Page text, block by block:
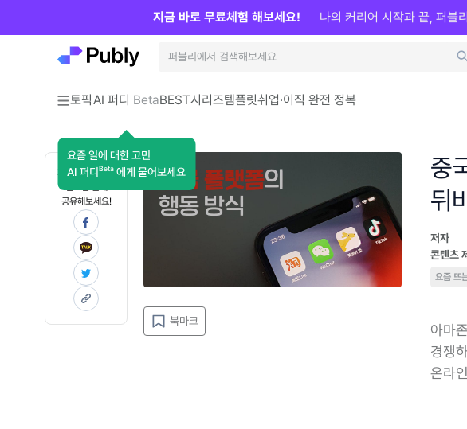
토픽AI 퍼디 Beta
요즘 일에 대한 고민
AI 퍼디 Beta 에게 물어보세요
BEST시리즈템플릿취업·이직 완전 정복
지금 바로 무료체험 해보세요! 나의 커리어 시작과 끝, 퍼블리
지금 인사이트가
공유해보세요!
북마크
중
뒤
저자
콘텐츠
요즘 뜨
아마
경쟁
온라